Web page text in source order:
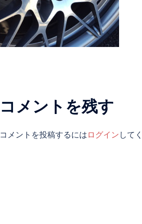
コメントを残す
コメントを投稿するには ログイン して